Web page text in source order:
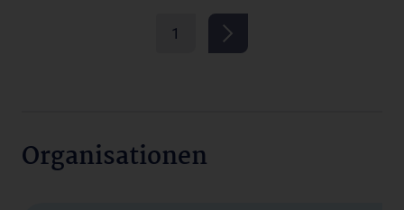
1
Organisationen